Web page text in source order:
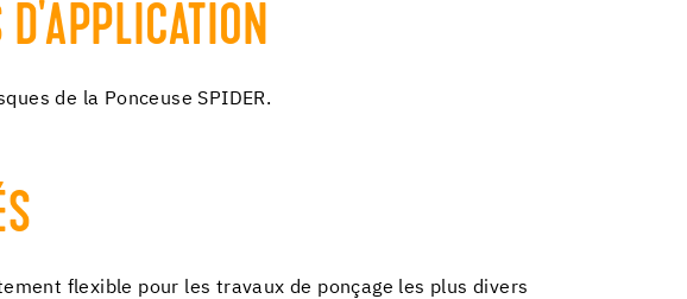
de la Ponceuse SPIDER.
flexible pour les travaux de ponçage les plus divers